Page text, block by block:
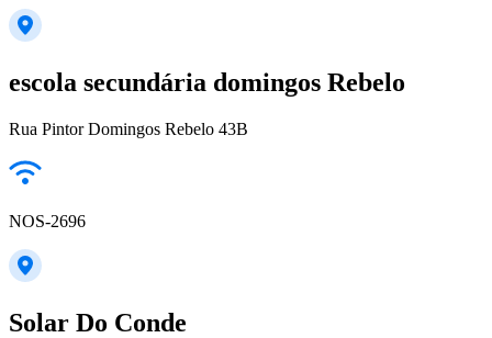
escola secundária domingos Rebelo
Rua Pintor Domingos Rebelo 43B
NOS-2696
Solar Do Conde